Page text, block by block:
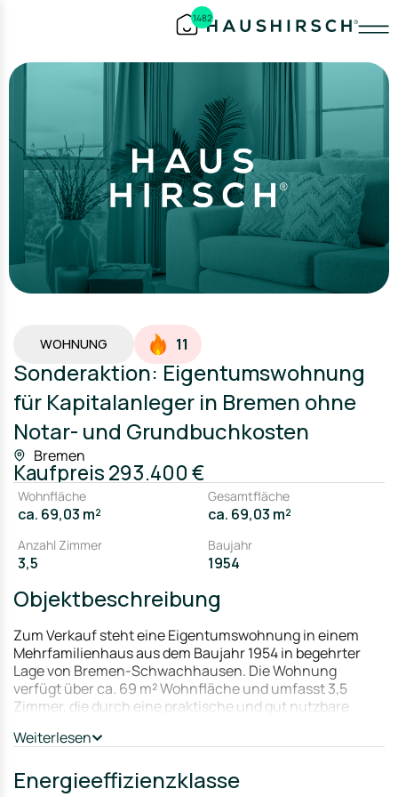
1482
WOHNUNG 11
Sonderaktion: Eigentumswohnung
für Kapitalanleger in Bremen ohne
Notar- und Grundbuchkosten
Bremen
Kaufpreis293.400 €
Wohnfläche
ca. 69,03 m²
Gesamtfläche
ca. 69,03 m²
Anzahl Zimmer
3,5
Baujahr
1954
Objektbeschreibung
Zum Verkauf steht eine Eigentumswohnung in einem
Mehrfamilienhaus aus dem Baujahr 1954 in begehrter
Lage von Bremen-Schwachhausen. Die Wohnung
verfügt über ca. 69 m² Wohnfläche und umfasst 3,5
Zimmer, die durch eine praktische und gut nutzbare
Ausstattung versehen und bietet damit attraktives
Modernisierungs- und Wertsteigerungspotenzial für
Weiterlesen
Energieeffizienzklasse